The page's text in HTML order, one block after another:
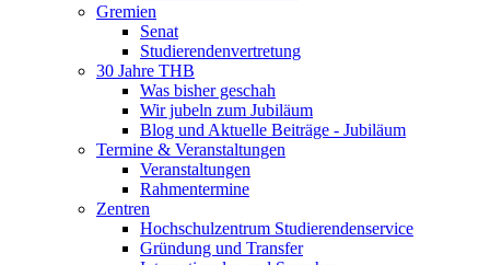
Gremien
Senat
Studierendenvertretung
30 Jahre THB
Was bisher geschah
Wir jubeln zum Jubiläum
Blog und Aktuelle Beiträge - Jubiläum
Termine & Veranstaltungen
Veranstaltungen
Rahmentermine
Zentren
Hochschulzentrum Studierendenservice
Gründung und Transfer